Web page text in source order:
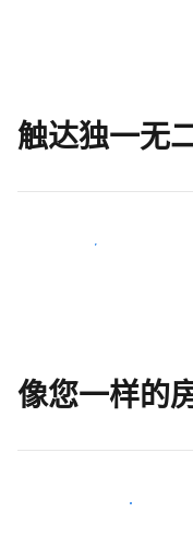
触达独一无
立即触达新客人
像您一样的
加入和您类似的房东